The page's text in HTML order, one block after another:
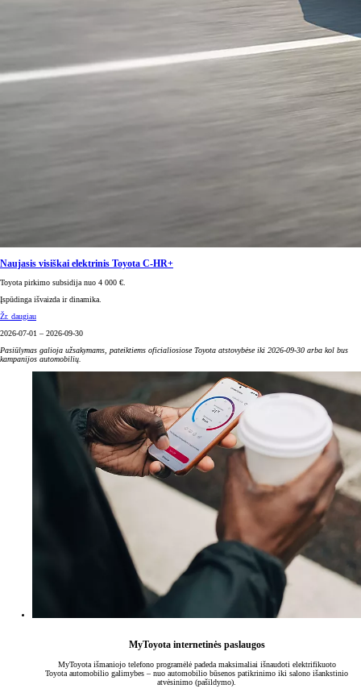
Naujasis visiškai elektrinis Toyota C-HR+
Toyota pirkimo subsidija nuo 4 000 €.
Įspūdinga išvaizda ir dinamika.
Žr. daugiau
2026-07-01 – 2026-09-30
Pasiūlymas galioja užsakymams, pateiktiems oficialiosiose Toyota atstovybėse iki 2026-09-30 arba kol bus
kampanijos automobilių.
MyToyota internetinės paslaugos
MyToyota išmaniojo telefono programėlė padeda maksimaliai išnaudoti elektrifikuoto
Toyota automobilio galimybes – nuo automobilio būsenos patikrinimo iki salono išankstinio
atvėsinimo (pašildymo).